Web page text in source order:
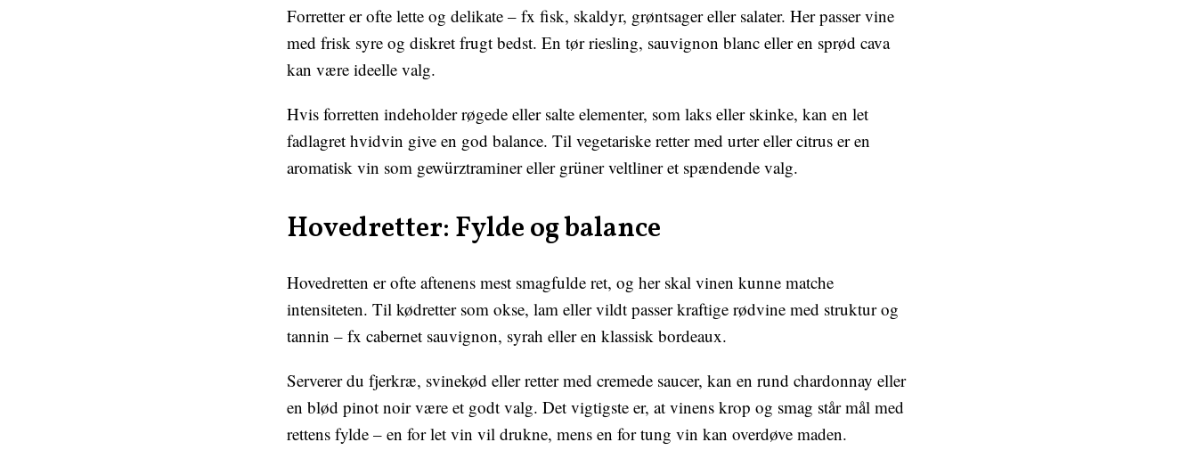
Forretter er ofte lette og delikate – fx fisk, skaldyr, grøntsager eller salater. Her passer vine
med frisk syre og diskret frugt bedst. En tør riesling, sauvignon blanc eller en sprød cava
kan være ideelle valg.
Hvis forretten indeholder røgede eller salte elementer, som laks eller skinke, kan en let
fadlagret hvidvin give en god balance. Til vegetariske retter med urter eller citrus er en
aromatisk vin som gewürztraminer eller grüner veltliner et spændende valg.
Hovedretter: Fylde og balance
Hovedretten er ofte aftenens mest smagfulde ret, og her skal vinen kunne matche
intensiteten. Til kødretter som okse, lam eller vildt passer kraftige rødvine med struktur og
tannin – fx cabernet sauvignon, syrah eller en klassisk bordeaux.
Serverer du fjerkræ, svinekød eller retter med cremede saucer, kan en rund chardonnay eller
en blød pinot noir være et godt valg. Det vigtigste er, at vinens krop og smag står mål med
rettens fylde – en for let vin vil drukne, mens en for tung vin kan overdøve maden.